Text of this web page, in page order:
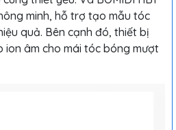
minh, hỗ trợ tạo mẫu tóc
quả. Bên cạnh đó, thiết bị
ion âm cho mái tóc bóng mượt